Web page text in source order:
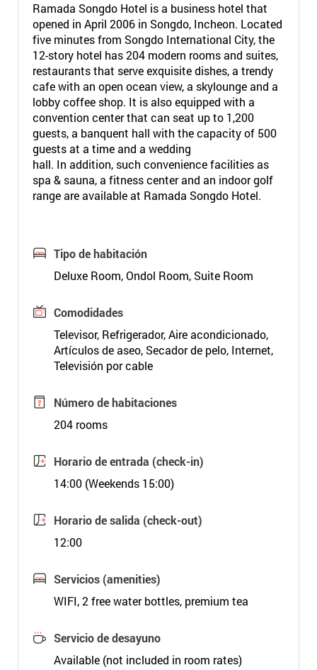
Ramada Songdo Hotel is a business hotel that
opened in April 2006 in Songdo, Incheon. Located
five minutes from Songdo International City, the
12-story hotel has 204 modern rooms and suites,
restaurants that serve exquisite dishes, a trendy
cafe with an open ocean view, a skylounge and a
lobby coffee shop. It is also equipped with a
convention center that can seat up to 1,200
guests, a banquent hall with the capacity of 500
guests at a time and a wedding
hall. In addition, such convenience facilities as
spa & sauna, a fitness center and an indoor golf
range are available at Ramada Songdo Hotel.
Tipo de habitación
Deluxe Room, Ondol Room, Suite Room
Comodidades
Televisor, Refrigerador, Aire acondicionado,
Artículos de aseo, Secador de pelo, Internet,
Televisión por cable
Número de habitaciones
204 rooms
Horario de entrada (check-in)
14:00 (Weekends 15:00)
Horario de salida (check-out)
12:00
Servicios (amenities)
WIFI, 2 free water bottles, premium tea
Servicio de desayuno
Available (not included in room rates)